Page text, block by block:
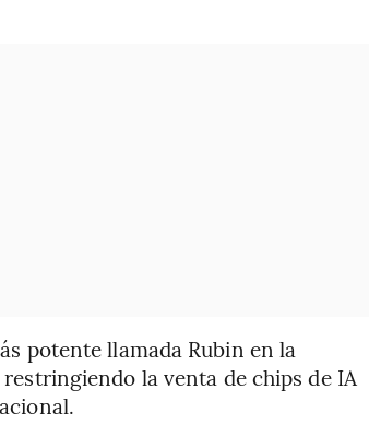
potente llamada Rubin en la
la venta de chips de IA